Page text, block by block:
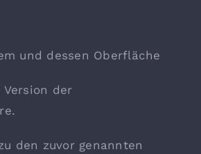
und dessen Oberfläche
der
den zuvor genannten